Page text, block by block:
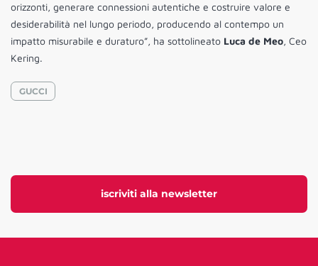
iscriviti alla newsletter
orizzonti, generare connessioni autentiche e costruire valore e
desiderabilità nel lungo periodo, producendo al contempo un
impatto misurabile e duraturo”, ha sottolineato Luca de Meo, Ceo
Kering.
GUCCI